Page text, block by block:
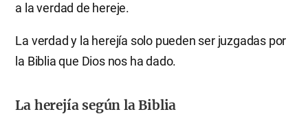
a la verdad de hereje.
La verdad y la herejía solo pueden ser juzgadas por
la Biblia que Dios nos ha dado.
La herejía según la Biblia